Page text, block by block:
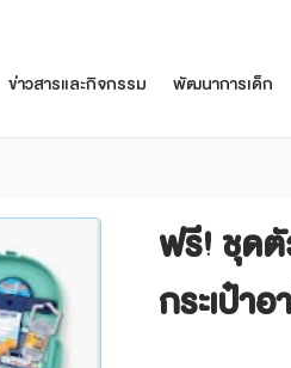
ข่าวสารและกิจกรรม พัฒนาการเด็ก
ฟรี! ชุดตั
กระเป๋า